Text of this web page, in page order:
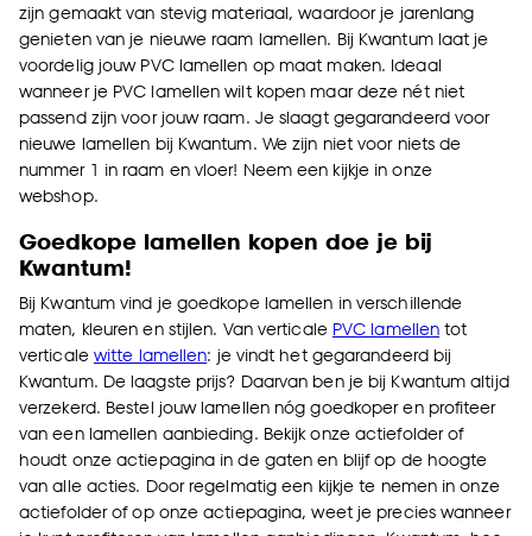
zijn gemaakt van stevig materiaal, waardoor je jarenlang
genieten van je nieuwe raam lamellen. Bij Kwantum laat je
voordelig jouw PVC lamellen op maat maken. Ideaal
wanneer je PVC lamellen wilt kopen maar deze nét niet
passend zijn voor jouw raam. Je slaagt gegarandeerd voor
nieuwe lamellen bij Kwantum. We zijn niet voor niets de
nummer 1 in raam en vloer! Neem een kijkje in onze
webshop.
Goedkope lamellen kopen doe je bij
Kwantum!
Bij Kwantum vind je goedkope lamellen in verschillende
maten, kleuren en stijlen. Van verticale PVC lamellen tot
verticale witte lamellen: je vindt het gegarandeerd bij
Kwantum. De laagste prijs? Daarvan ben je bij Kwantum altijd
verzekerd. Bestel jouw lamellen nóg goedkoper en profiteer
van een lamellen aanbieding. Bekijk onze actiefolder of
houdt onze actiepagina in de gaten en blijf op de hoogte
van alle acties. Door regelmatig een kijkje te nemen in onze
actiefolder of op onze actiepagina, weet je precies wanneer